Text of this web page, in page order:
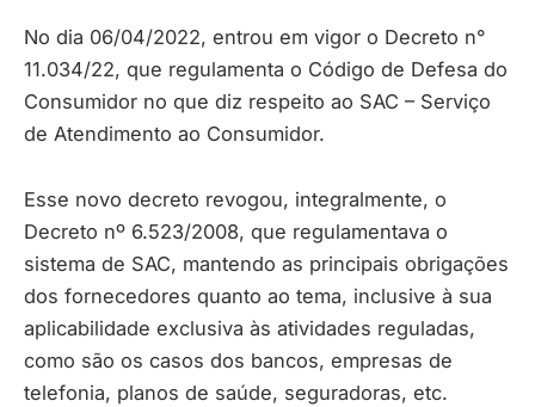
No dia 06/04/2022, entrou em vigor o Decreto n°
11.034/22, que regulamenta o Código de Defesa do
Consumidor no que diz respeito ao SAC – Serviço
de Atendimento ao Consumidor.
Esse novo decreto revogou, integralmente, o
Decreto nº 6.523/2008, que regulamentava o
sistema de SAC, mantendo as principais obrigações
dos fornecedores quanto ao tema, inclusive à sua
aplicabilidade exclusiva às atividades reguladas,
como são os casos dos bancos, empresas de
telefonia, planos de saúde, seguradoras, etc.